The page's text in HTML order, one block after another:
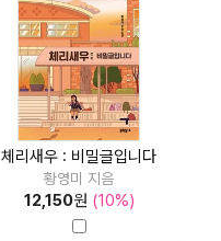
체리새우 : 비밀글입니다
황영미 지음
12,150원 (10%)